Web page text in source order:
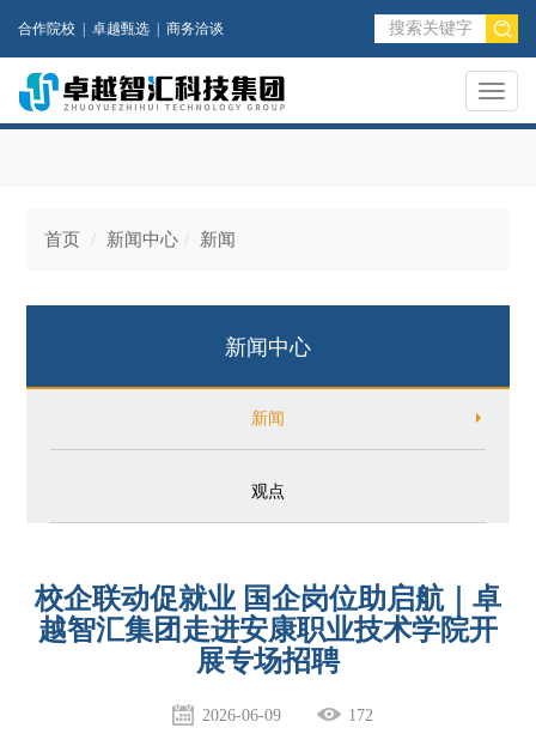
合作院校 卓越甄选 商务洽谈
Toggle
首页 新闻中心 新闻
新闻中心
新闻
观点
校企联动促就业 国企岗位助启航｜卓
越智汇集团走进安康职业技术学院开
展专场招聘
2026-06-09 172